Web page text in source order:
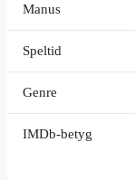
Manus
Speltid
Genre
IMDb-betyg